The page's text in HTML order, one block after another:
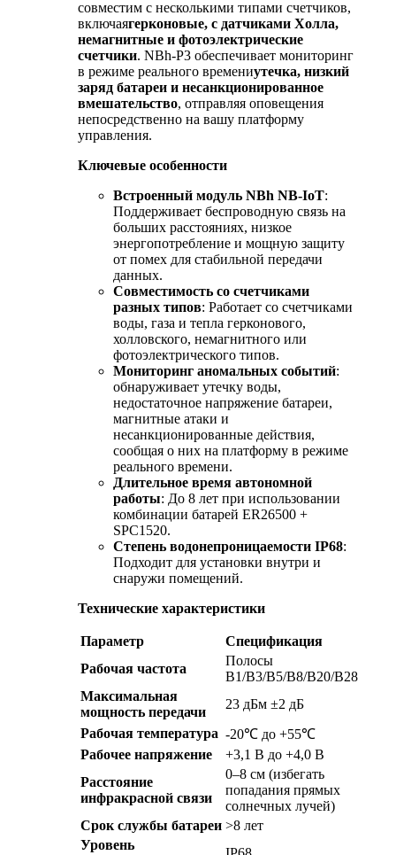
совместим с несколькими типами счетчиков,
включаягерконовые, с датчиками Холла,
немагнитные и фотоэлектрические
счетчики. NBh-P3 обеспечивает мониторинг
в режиме реального времениутечка, низкий
заряд батареи и несанкционированное
вмешательство, отправляя оповещения
непосредственно на вашу платформу
управления.
Ключевые особенности
Встроенный модуль NBh NB-IoT:
Поддерживает беспроводную связь на
больших расстояниях, низкое
энергопотребление и мощную защиту
от помех для стабильной передачи
данных.
Совместимость со счетчиками
разных типов: Работает со счетчиками
воды, газа и тепла герконового,
холловского, немагнитного или
фотоэлектрического типов.
Мониторинг аномальных событий:
обнаруживает утечку воды,
недостаточное напряжение батареи,
магнитные атаки и
несанкционированные действия,
сообщая о них на платформу в режиме
реального времени.
Длительное время автономной
работы: До 8 лет при использовании
комбинации батарей ER26500 +
SPC1520.
Степень водонепроницаемости IP68:
Подходит для установки внутри и
снаружи помещений.
Технические характеристики
Параметр
Спецификация
Рабочая частота
Полосы
B1/B3/B5/B8/B20/B28
Максимальная
мощность передачи
23 дБм ±2 дБ
Рабочая температура -20℃ до +55℃
Рабочее напряжение
+3,1 В до +4,0 В
Расстояние
инфракрасной связи
0–8 см (избегать
попадания прямых
солнечных лучей)
Срок службы батареи >8 лет
Уровень